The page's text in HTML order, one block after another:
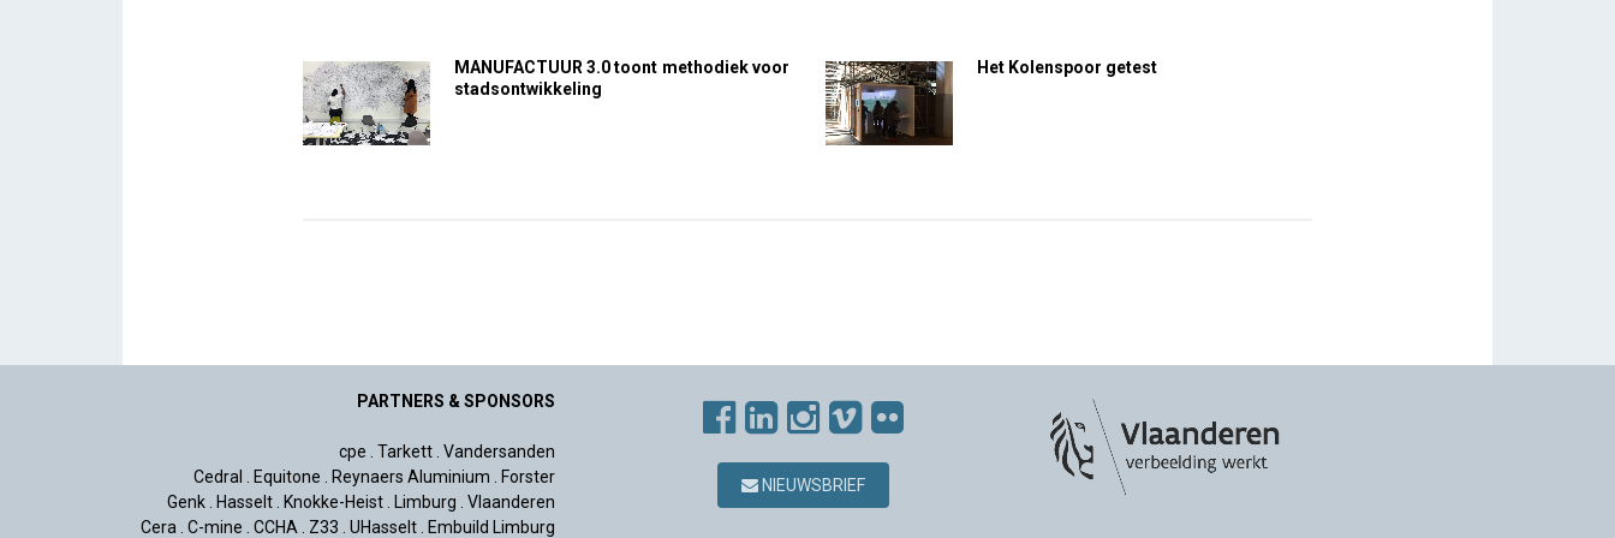
MANUFACTUUR 3.0 toont methodiek voor
stadsontwikkeling
Het Kolenspoor getest
PARTNERS & SPONSORS
cpe . Tarkett. Vandersanden
Cedral . Equitone . Reynaers Aluminium . Forster
Genk. Hasselt. Knokke-Heist. Limburg . Vlaanderen
Cera. C-mine . CCHA. Z33 . UHasselt. Embuild Limburg
NIEUWSBRIEF